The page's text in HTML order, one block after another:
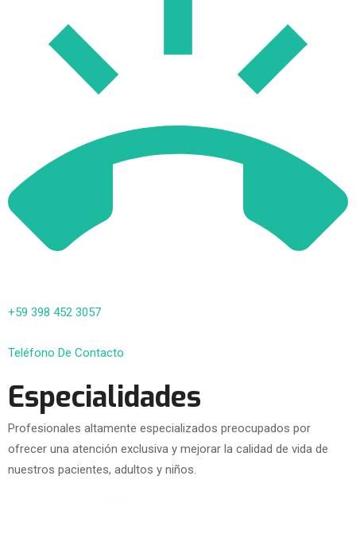
+59 398 452 3057
Teléfono De Contacto
Especialidades
Profesionales altamente especializados preocupados por
ofrecer una atención exclusiva y mejorar la calidad de vida de
nuestros pacientes, adultos y niños.